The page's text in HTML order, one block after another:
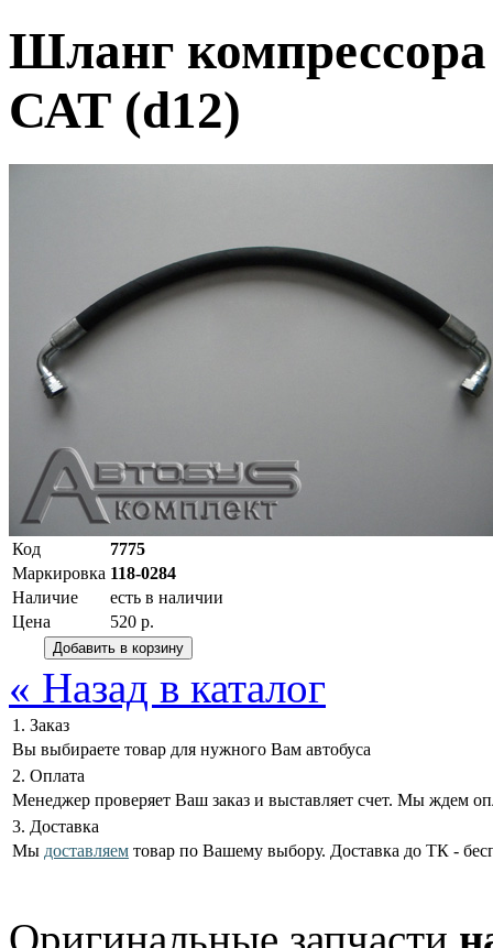
Шланг компрессора
САТ (d12)
Код
7775
Маркировка 118-0284
Наличие
есть в наличии
Цена
520 р.
« Назад в каталог
1. Заказ
Вы выбираете товар для нужного Вам автобуса
2. Оплата
Менеджер проверяет Ваш заказ и выставляет счет. Мы ждем
3. Доставка
Мы доставляем товар по Вашему выбору. Доставка до ТК -
Оригинальные запчасти